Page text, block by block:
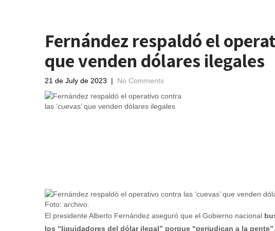
Fernández respaldó el
que venden dólares ilegales
21 de July de 2023 | No Comments
Foto: archivo.
El presidente Alberto Fernández aseguró que el Gobierno nacional
los “liquidadores del dólar ilegal” porque “perjudican a la gente”